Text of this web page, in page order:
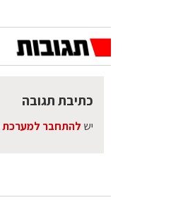
כתיבת תגובה
יש להתחבר למערכת